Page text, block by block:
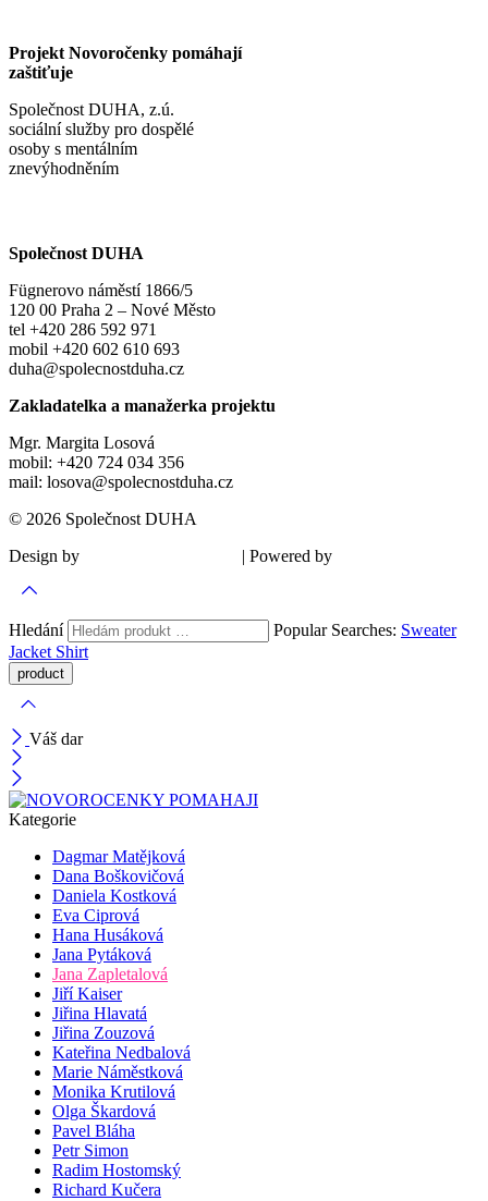
Projekt Novoročenky pomáhají
zaštiťuje
Společnost DUHA, z.ú.
sociální služby pro dospělé
osoby s mentálním
znevýhodněním
Společnost DUHA
Fügnerovo náměstí 1866/5
120 00 Praha 2 – Nové Město
tel +420 286 592 971
mobil +420 602 610 693
duha@spolecnostduha.cz
Zakladatelka a manažerka projektu
Mgr. Margita Losová
mobil: +420 724 034 356
mail: losova@spolecnostduha.cz
© 2026 Společnost DUHA
Design by
| Powered by
Hledání Popular Searches: Sweater
Jacket Shirt
Váš dar
Kategorie
Dagmar Matějková
Dana Boškovičová
Daniela Kostková
Eva Ciprová
Hana Husáková
Jana Pytáková
Jana Zapletalová
Jiří Kaiser
Jiřina Hlavatá
Jiřina Zouzová
Kateřina Nedbalová
Marie Náměstková
Monika Krutilová
Olga Škardová
Pavel Bláha
Petr Simon
Radim Hostomský
Richard Kučera